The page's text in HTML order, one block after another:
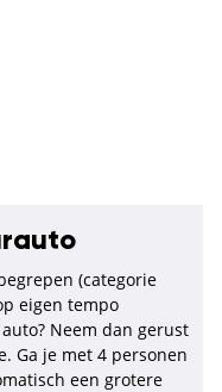
(categorie
eigen tempo
Neem dan gerust
Ga je met 4 personen
een grotere